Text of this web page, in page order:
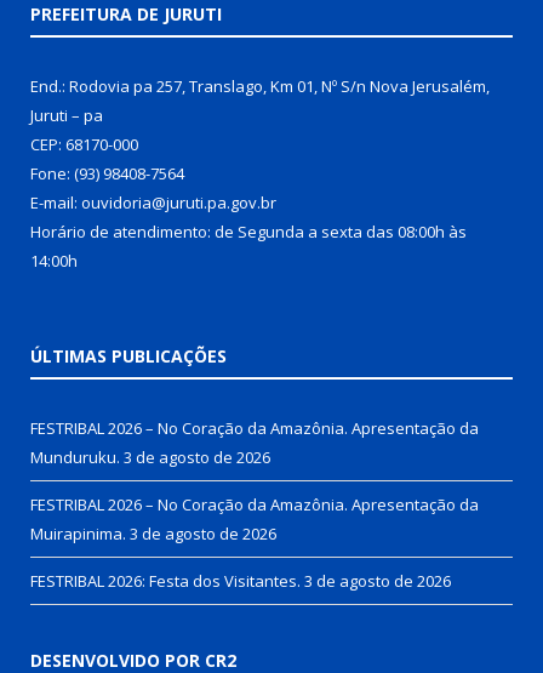
PREFEITURA DE JURUTI
End.: Rodovia pa 257, Translago, Km 01, Nº S/n Nova Jerusalém,
Juruti – pa
CEP: 68170-000
Fone: (93) 98408-7564
E-mail: ouvidoria@juruti.pa.gov.br
Horário de atendimento: de Segunda a sexta das 08:00h às
14:00h
ÚLTIMAS PUBLICAÇÕES
FESTRIBAL 2026 – No Coração da Amazônia. Apresentação da
Munduruku. 3 de agosto de 2026
FESTRIBAL 2026 – No Coração da Amazônia. Apresentação da
Muirapinima. 3 de agosto de 2026
FESTRIBAL 2026: Festa dos Visitantes. 3 de agosto de 2026
DESENVOLVIDO POR CR2